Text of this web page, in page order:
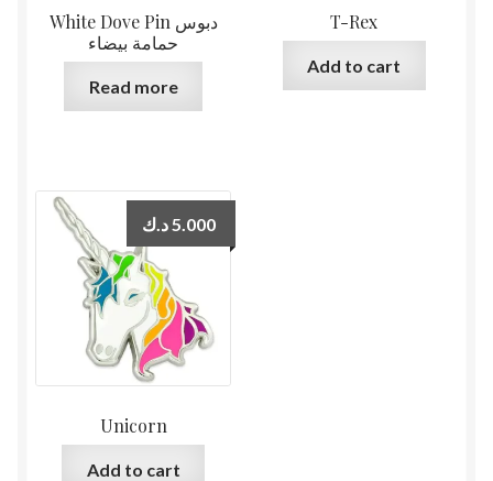
White Dove Pin دبوس
حمامة بيضاء
Read more
T-Rex
Add to cart
Unicorn
5.000د.ك
Add to cart